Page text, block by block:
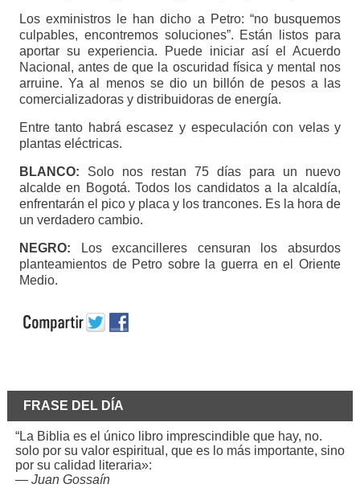
Los exministros le han dicho a Petro: “no busquemos
culpables, encontremos soluciones”. Están listos para
aportar su experiencia. Puede iniciar así el Acuerdo
Nacional, antes de que la oscuridad física y mental nos
arruine. Ya al menos se dio un billón de pesos a las
comercializadoras y distribuidoras de energía.
Entre tanto habrá escasez y especulación con velas y
plantas eléctricas.
BLANCO: Solo nos restan 75 días para un nuevo
alcalde en Bogotá. Todos los candidatos a la alcaldía,
enfrentarán el pico y placa y los trancones. Es la hora de
un verdadero cambio.
NEGRO: Los excancilleres censuran los absurdos
planteamientos de Petro sobre la guerra en el Oriente
Medio.
FRASE DEL DÍA
“La Biblia es el único libro imprescindible que hay, no.
solo por su valor espiritual, que es lo más importante, sino
por su calidad literaria»:
— Juan Gossaín